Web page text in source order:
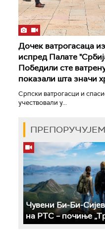
Дочек ватрогасаца
испред Палате
Победили сте ватрену
показали шта значи
Српски ватрогасци и
учествовали у...
Чувени Би-Би-
на РТС – почиње